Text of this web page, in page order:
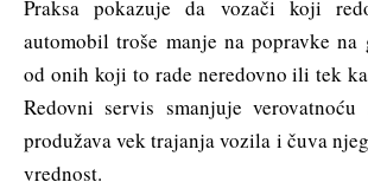
Praksa pokazuje da vozači koji
automobil troše manje na popravke na
od onih koji to rade neredovno ili tek
Redovni servis smanjuje
produžava vek trajanja vozila i čuva
vrednost.